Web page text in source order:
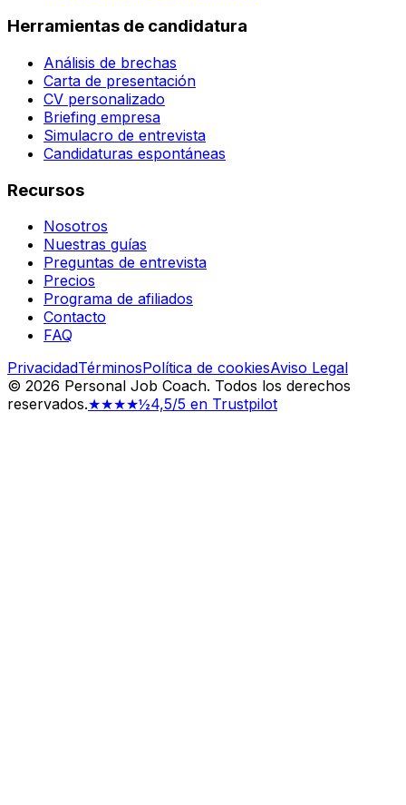
Herramientas de candidatura
Análisis de brechas
Carta de presentación
CV personalizado
Briefing empresa
Simulacro de entrevista
Candidaturas espontáneas
Recursos
Nosotros
Nuestras guías
Preguntas de entrevista
Precios
Programa de afiliados
Contacto
FAQ
PrivacidadTérminosPolítica de cookiesAviso Legal
© 2026 Personal Job Coach. Todos los derechos
reservados.★★★★½4,5/5 en Trustpilot